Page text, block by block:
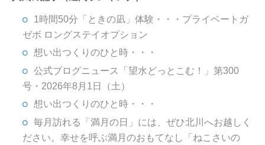
1時間50分「ときの凪」体験・・・プライベートガ
ゼボ ロングステイオプション
想い出つくりのひと時・・・
公式ブログニュース「望水どっとこむ！」第300
号・2026年8月1日（土）
想い出つくりのひと時・・・
毎月訪れる「満月の日」には、ぜひ北川へお越しく
ださい。幸せを呼ぶ満月のおもてなし「ねこさいの